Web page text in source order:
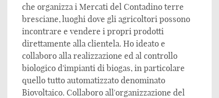
che organizza i Mercati del Contadino terre
bresciane, luoghi dove gli agricoltori possono
incontrare e vendere i propri prodotti
direttamente alla clientela. Ho ideato e
collaboro alla realizzazione ed al controllo
biologico d'impianti di biogas, in particolare
quello tutto automatizzato denominato
Biovoltaico. Collaboro all'organizzazione del